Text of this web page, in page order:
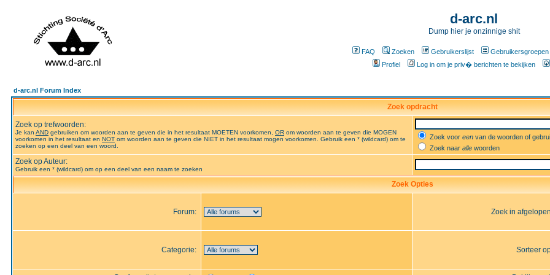
d-arc.nl
Dump hier je onzinnige shit
FAQ Zoeken Gebruikerslijst
Gebruikersgroepen
Profiel
Log in om je priv� berichten te bekijken
d-arc.nl Forum Index
Zoek opdracht
Zoek op trefwoorden:
Je kan AND gebruiken om woorden aan te geven die in het resultaat MOETEN voorkomen, OR om woorden aan te geven die MOGEN
voorkomen in het resultaat en NOT om woorden aan te geven die NIET in het resultaat mogen voorkomen. Gebruik een * (wildcard) om te
zoeken op een deel van een woord.
Zoek voor een van de woorden of
Zoek naar alle woorden
Zoek op Auteur:
Gebruik een * (wildcard) om op een deel van een naam te zoeken
Zoek Opties
Forum: Zoek in
Categorie: Sorteer